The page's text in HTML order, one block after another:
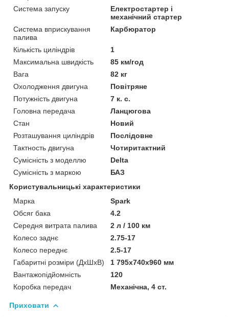
Система запуску
Електростартер і
механічний стартер
Система вприскування
палива
Карбюратор
Кількість циліндрів
1
Максимальна швидкість
85 км/год
Вага
82 кг
Охолодження двигуна
Повітряне
Потужність двигуна
7 к. с.
Головна передача
Ланцюгова
Стан
Новий
Розташування циліндрів
Послідовне
Тактность двигуна
Чотиритактний
Сумісність з моделлю
Delta
Сумісність з маркою
БАЗ
Користувальницькі характеристики
Марка
Spark
Обсяг бака
4.2
Середня витрата палива
2 л / 100 км
Колесо заднє
2.75-17
Колесо переднє
2.5-17
Габаритні розміри (ДхШхВ)
1 795х740х960 мм
Вантажопідйомність
120
Коробка передач
Механічна, 4 ст.
Приховати